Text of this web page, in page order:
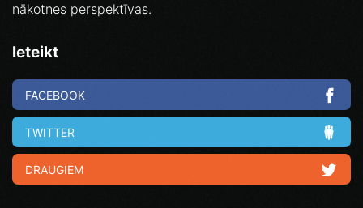
nākotnes perspektīvas.
Ieteikt
FACEBOOK
TWITTER
DRAUGIEM